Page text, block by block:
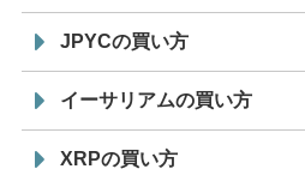
JPYCの買い方
イーサリアムの買い方
XRPの買い方